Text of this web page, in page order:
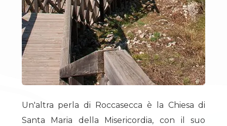
Un'altra perla di Roccasecca è la Chiesa di
Santa Maria della Misericordia, con il suo
3
4
5
5+